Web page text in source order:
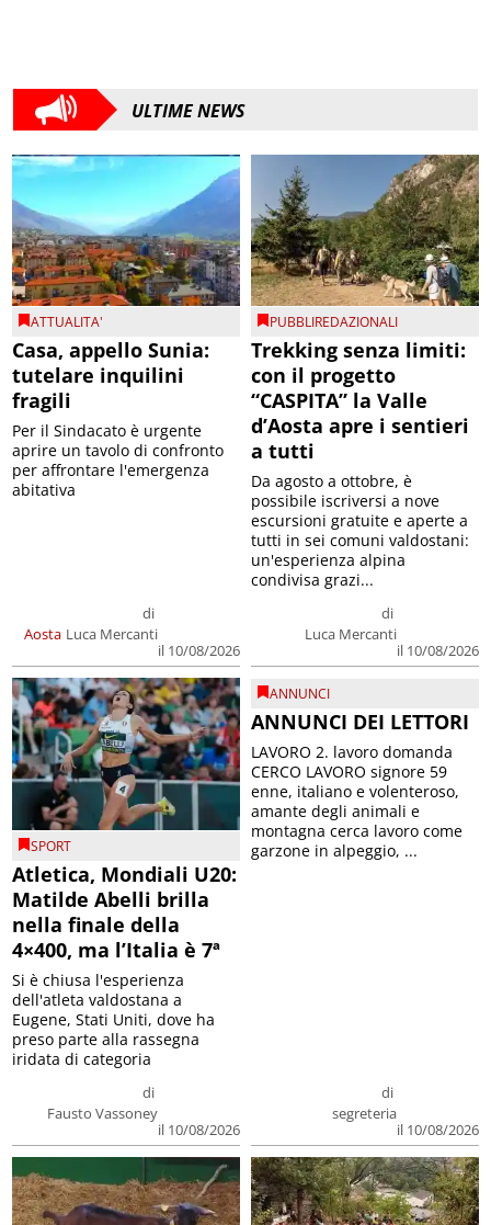
ULTIME NEWS
ATTUALITA'
Casa, appello Sunia:
tutelare inquilini
fragili
Aosta
di
Luca Mercanti
il 10/08/2026
Per il Sindacato è urgente
aprire un tavolo di confronto
per affrontare l'emergenza
abitativa
PUBBLIREDAZIONALI
Trekking senza limiti:
con il progetto
“CASPITA” la Valle
d’Aosta apre i sentieri
a tutti
di
Luca Mercanti
il 10/08/2026
Da agosto a ottobre, è
possibile iscriversi a nove
escursioni gratuite e aperte a
tutti in sei comuni valdostani:
un'esperienza alpina
condivisa grazi...
SPORT
Atletica, Mondiali U20:
Matilde Abelli brilla
nella finale della
4×400, ma l’Italia è 7ª
di
Fausto Vassoney
il 10/08/2026
Si è chiusa l'esperienza
dell'atleta valdostana a
Eugene, Stati Uniti, dove ha
preso parte alla rassegna
iridata di categoria
ANNUNCI
ANNUNCI DEI LETTORI
di
segreteria
il 10/08/2026
LAVORO 2. lavoro domanda
CERCO LAVORO signore 59
enne, italiano e volenteroso,
amante degli animali e
montagna cerca lavoro come
garzone in alpeggio, ...